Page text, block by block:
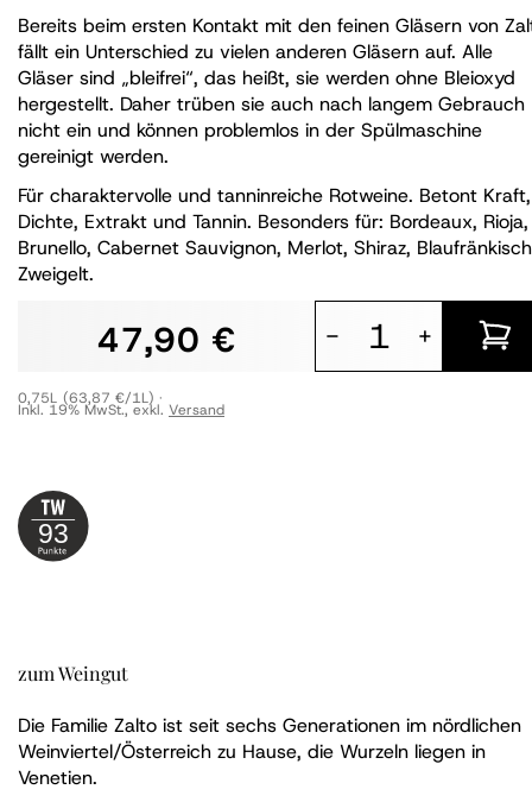
Bereits beim ersten Kontakt mit den feinen Gläsern von
fällt ein Unterschied zu vielen anderen Gläsern auf. Alle
Gläser sind „bleifrei“, das heißt, sie werden ohne Bleioxyd
hergestellt. Daher trüben sie auch nach langem Gebrauch
nicht ein und können problemlos in der Spülmaschine
gereinigt werden.
Für charaktervolle und tanninreiche Rotweine. Betont Kraft,
Dichte, Extrakt und Tannin. Besonders für: Bordeaux, Rioja,
Brunello, Cabernet Sauvignon, Merlot, Shiraz,
Zweigelt.
47,90 €
Inkl. 19% MwSt., exkl. Versand
- +
0,75L (63,87 €/1L)
93
zum Weingut
Die Familie Zalto ist seit sechs Generationen im nördlichen
Weinviertel/Österreich zu Hause, die Wurzeln liegen in
Venetien.